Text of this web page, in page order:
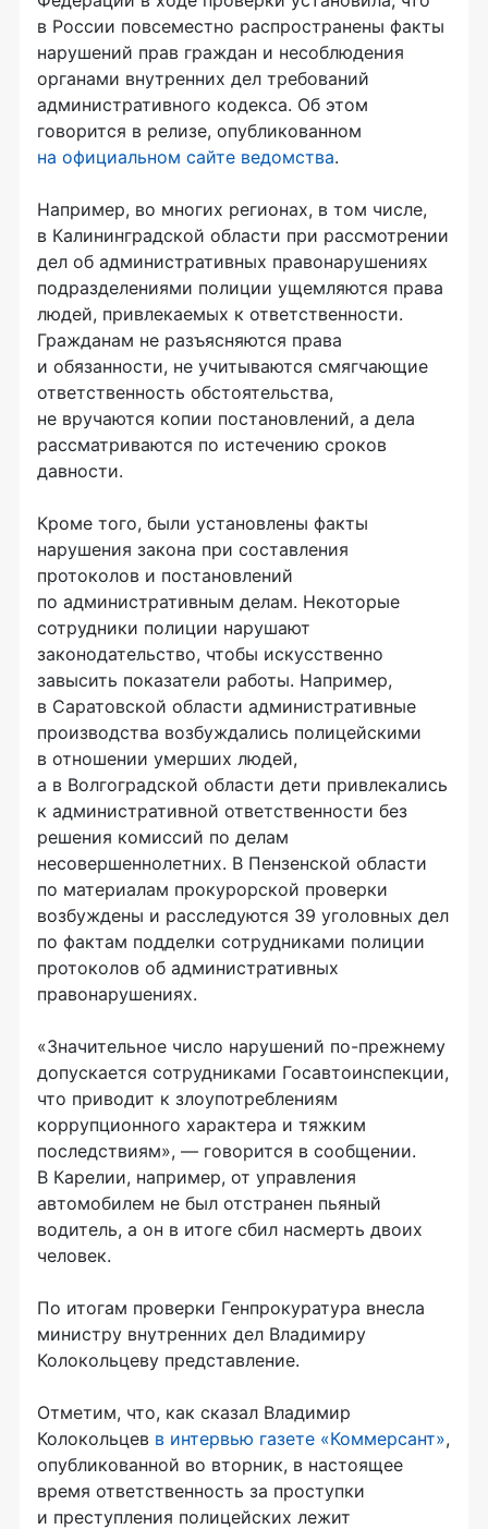
в России повсеместно распространены факты
нарушений прав граждан и несоблюдения
органами внутренних дел требований
административного кодекса. Об этом
говорится в релизе, опубликованном
на официальном сайте ведомства.
Например, во многих регионах, в том числе,
в Калининградской области при рассмотрении
дел об административных правонарушениях
подразделениями полиции ущемляются права
людей, привлекаемых к ответственности.
Гражданам не разъясняются права
и обязанности, не учитываются смягчающие
ответственность обстоятельства,
не вручаются копии постановлений, а дела
рассматриваются по истечению сроков
давности.
Кроме того, были установлены факты
нарушения закона при составления
протоколов и постановлений
по административным делам. Некоторые
сотрудники полиции нарушают
законодательство, чтобы искусственно
завысить показатели работы. Например,
в Саратовской области административные
производства возбуждались полицейскими
в отношении умерших людей,
а в Волгоградской области дети привлекались
к административной ответственности без
решения комиссий по делам
несовершеннолетних. В Пензенской области
по материалам прокурорской проверки
возбуждены и расследуются 39 уголовных дел
по фактам подделки сотрудниками полиции
протоколов об административных
правонарушениях.
«Значительное число нарушений по-прежнему
допускается сотрудниками Госавтоинспекции,
что приводит к злоупотреблениям
коррупционного характера и тяжким
последствиям», — говорится в сообщении.
В Карелии, например, от управления
автомобилем не был отстранен пьяный
водитель, а он в итоге сбил насмерть двоих
человек.
По итогам проверки Генпрокуратура внесла
министру внутренних дел Владимиру
Колокольцеву представление.
Отметим, что, как сказал Владимир
Колокольцев в интервью газете «Коммерсант»,
опубликованной во вторник, в настоящее
время ответственность за проступки
и преступления полицейских лежит